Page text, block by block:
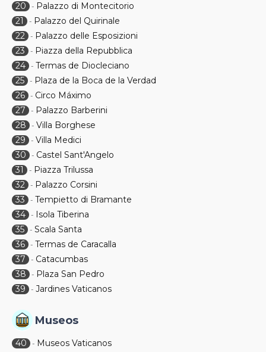
20
- Palazzo di Montecitorio
21
- Palazzo del Quirinale
22 - Palazzo delle Esposizioni
23
- Piazza della Repubblica
24 - Termas de Diocleciano
25 - Plaza de la Boca de la Verdad
26 - Circo Máximo
27
- Palazzo Barberini
28
- Villa Borghese
29
- Villa Medici
30
- Castel Sant'Angelo
31
- Piazza Trilussa
32 - Palazzo Corsini
33
- Tempietto di Bramante
34 - Isola Tiberina
35 - Scala Santa
36 - Termas de Caracalla
37
- Catacumbas
38
- Plaza San Pedro
39
- Jardines Vaticanos
Museos
40 - Museos Vaticanos